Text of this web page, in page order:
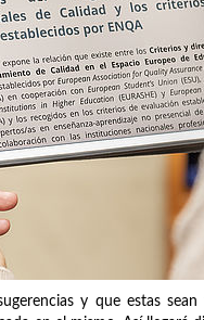
y que estas